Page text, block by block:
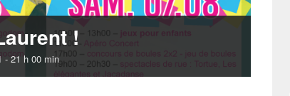
!
- 21 h 00 min